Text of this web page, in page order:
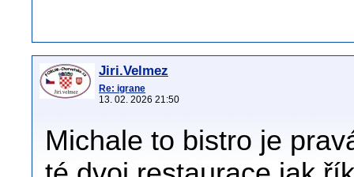
Jiri.Velmez
Re: igrane
13. 02. 2026 21:50
Michale to bistro je